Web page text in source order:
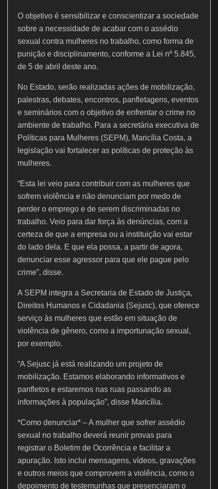
O objetivo é sensibilizar e conscientizar a sociedade
sobre a necessidade de acabar com o assédio
sexual contra mulheres no trabalho, como forma de
punição e disciplinamento, conforme a Lei nº 5.845,
de 5 de abril deste ano.
No Estado, serão realizadas ações de mobilização,
palestras, debates, encontros, panfletagens, eventos
e seminários com o objetivo de enfrentar o crime no
ambiente de trabalho. Para a secretária executiva de
Políticas para Mulheres (SEPM), Maricília Costa, a
legislação vai fortalecer as políticas de proteção às
mulheres.
“Esta lei veio para contribuir com as mulheres que
sofrem violência e não denunciam por medo de
perder o emprego e de serem discriminadas no
trabalho. Veio para dar força às denúncias, com a
certeza de que a empresa ou a instituição vai estar
do lado dela. E que ela possa, a partir de agora,
denunciar esse agressor para que ele pague pelo
crime”, disse.
A SEPM integra a Secretaria de Estado de Justiça,
Direitos Humanos e Cidadania (Sejusc), que oferece
serviço às mulheres que estão em situação de
violência de gênero, como a importunação sexual,
por exemplo.
“A Sejusc já está realizando um projeto de
mobilização. Estamos elaborando informativos e
panfletos e estaremos nas ruas passando as
informações à população”, disse Maricília.
*Como denunciar* – A mulher que sofrer assédio
sexual no trabalho deverá reunir provas para
registrar o Boletim de Ocorrência e facilitar a
apuração. Isto inclui mensagens, vídeos, gravações
e outros meios que comprovem a violência, como o
depoimento de testemunhas que presenciaram o